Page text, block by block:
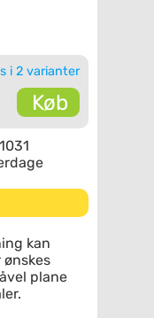
i 2 varianter
Køb
kan
plane